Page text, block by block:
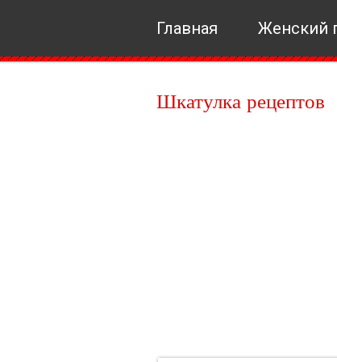
Главная Женский
Шкатулка рецептов